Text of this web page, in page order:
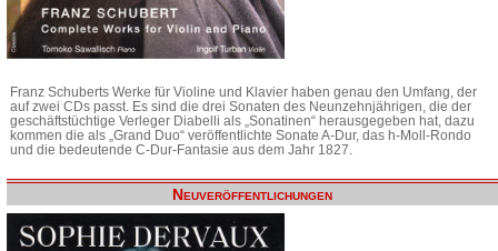
Franz Schuberts Werke für Violine und Klavier haben genau den Umfang, der
auf zwei CDs passt. Es sind die drei Sonaten des Neunzehnjährigen, die der
geschäftstüchtige Verleger Diabelli als „Sonatinen“ herausgegeben hat, dazu
kommen die als „Grand Duo“ veröffentlichte Sonate A-Dur, das h-Moll-Rondo
und die bedeutende C-Dur-Fantasie aus dem Jahr 1827.
Neuveröffentlichungen